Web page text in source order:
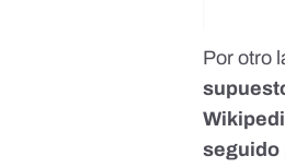
Por otro
seguido